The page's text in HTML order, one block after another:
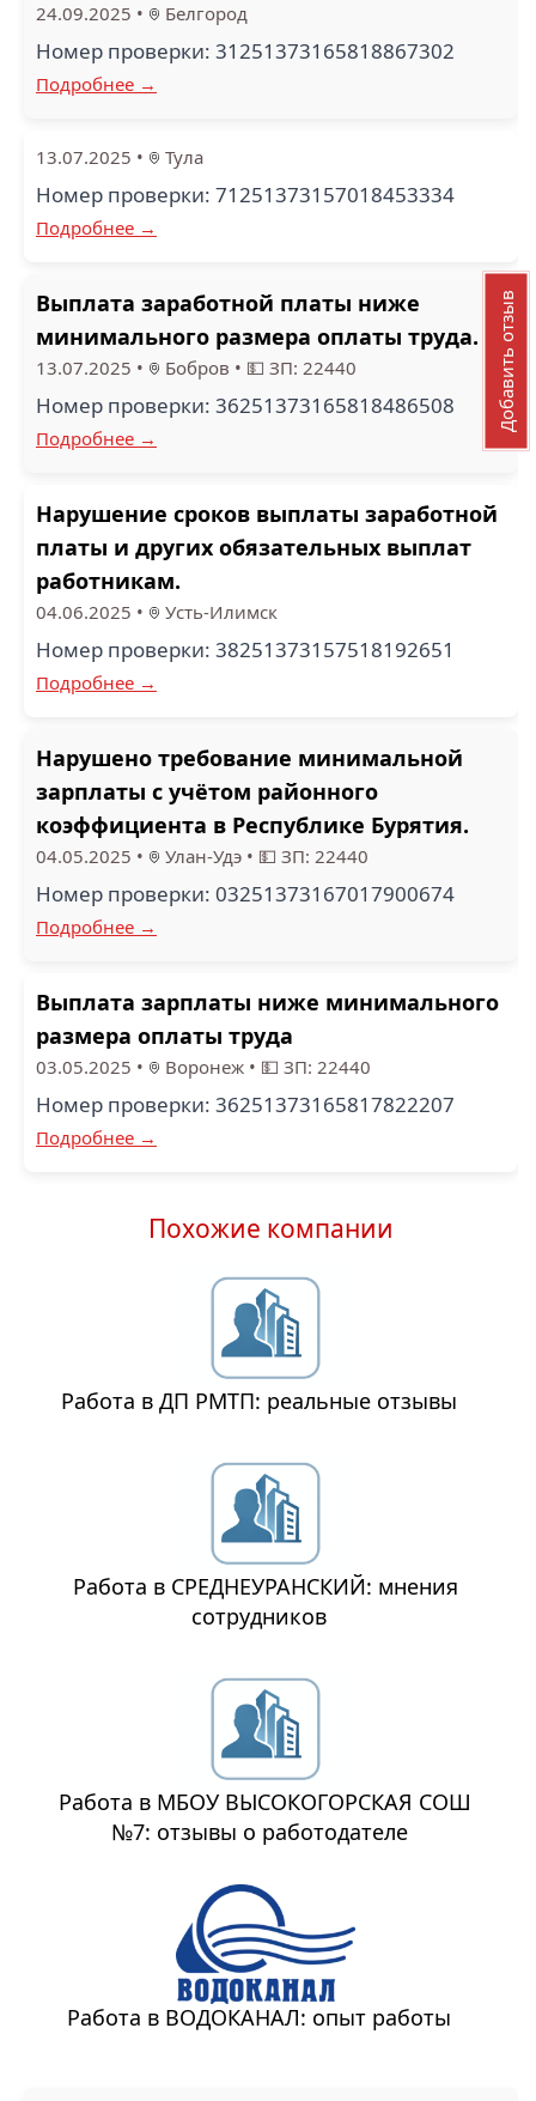
24.09.2025 • Белгород
Номер проверки: 31251373165818867302
Подробнее →
13.07.2025 • Тула
Номер проверки: 71251373157018453334
Подробнее →
Выплата заработной платы ниже
минимального размера оплаты труда.
13.07.2025 • Бобров • 💵 ЗП: 22440
Номер проверки: 36251373165818486508
Подробнее →
Нарушение сроков выплаты заработной
платы и других обязательных выплат
работникам.
04.06.2025 • Усть-Илимск
Номер проверки: 38251373157518192651
Подробнее →
Нарушено требование минимальной
зарплаты с учётом районного
коэффициента в Республике Бурятия.
04.05.2025 • Улан-Удэ • 💵 ЗП: 22440
Номер проверки: 03251373167017900674
Подробнее →
Выплата зарплаты ниже минимального
размера оплаты труда
03.05.2025 • Воронеж • 💵 ЗП: 22440
Номер проверки: 36251373165817822207
Подробнее →
Похожие компании
Работа в ДП РМТП: реальные отзывы
Работа в СРЕДНЕУРАНСКИЙ: мнения
сотрудников
Работа в МБОУ ВЫСОКОГОРСКАЯ СОШ
№7: отзывы о работодателе
Работа в ВОДОКАНАЛ: опыт работы
Добавить отзыв